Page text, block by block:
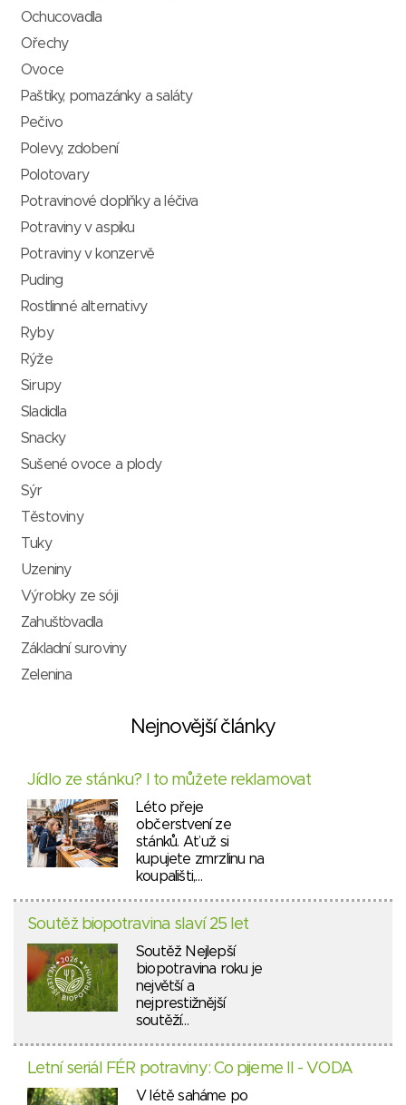
Ochucovadla
Ořechy
Ovoce
Paštiky, pomazánky a saláty
Pečivo
Polevy, zdobení
Polotovary
Potravinové doplňky a léčiva
Potraviny v aspiku
Potraviny v konzervě
Puding
Rostlinné alternativy
Ryby
Rýže
Sirupy
Sladidla
Snacky
Sušené ovoce a plody
Sýr
Těstoviny
Tuky
Uzeniny
Výrobky ze sóji
Zahušťovadla
Základní suroviny
Zelenina
Nejnovější články
Jídlo ze stánku? I to můžete reklamovat
Léto přeje
občerstvení ze
stánků. Ať už si
kupujete zmrzlinu na
koupališti,…
Soutěž biopotravina slaví 25 let
Soutěž Nejlepší
biopotravina roku je
největší a
nejprestižnější
soutěží…
Letní seriál FÉR potraviny: Co pijeme II - VODA
V létě saháme po